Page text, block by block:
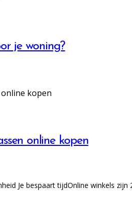
je woning?
online kopen
Je bespaart tijdOnline winkels